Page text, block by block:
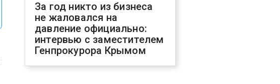
За год никто из бизнеса
не жаловался на
давление официально:
интервью с заместителем
Генпрокурора Крымом